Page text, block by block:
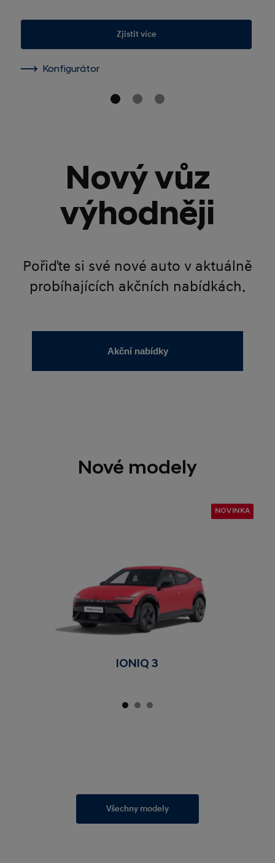
Zjistit více
Konfigurátor
Nový vůz
výhodněji
Pořiďte si své nové auto v aktuálně
probíhajících akčních nabídkách.
Akční nabídky
Nové modely
NOVINKA
IONIQ 3
Všechny modely